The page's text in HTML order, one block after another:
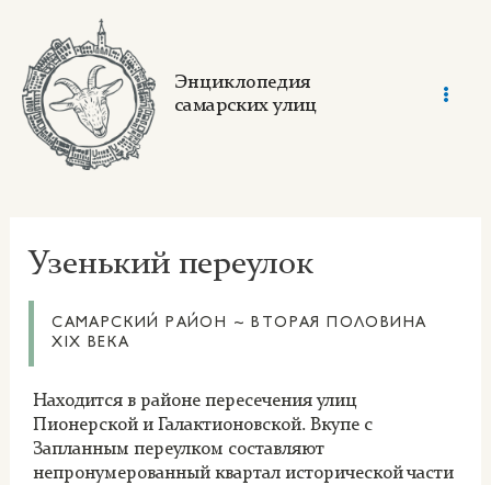
content
Энциклопедия
самарских улиц
Узенький переулок
САМАРСКИЙ РАЙОН ~ ВТОРАЯ ПОЛОВИНА
XIX ВЕКА
Находится в районе пересечения улиц
Пионерской и Галактионовской. Вкупе с
Запланным переулком составляют
непронумерованный квартал исторической части